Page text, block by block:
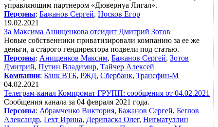
управляющим партнером «Дювернуа Лигал».
Персоны: Бажанов Сергей, Носков Егор
19.02.2021
За Максима Анищенкова отсидит Дмитрий Зотов
Новые собственники приватизировали компанию за ее же
деньги, а старого гендиректора подвели под статью.
Персоны: Анищенков Максим, Бажанов Сергей, Зотов
Дмитрий, Путин Владимир, Тайчер Алексей
Компании: Банк ВТБ, РЖД, Сбербанк, Трансфин-М
04.02.2021
Телеграм-канал Компромат ГРУПП: сообщения от 04.02.2021
Сообщения канала за 04 февраля 2021 года.
Персоны: Абрамченко Виктория, Бажанов Сергей, Беглов
Александр, Гехт Ирина, Дерипаска Олег, Нигматуллин